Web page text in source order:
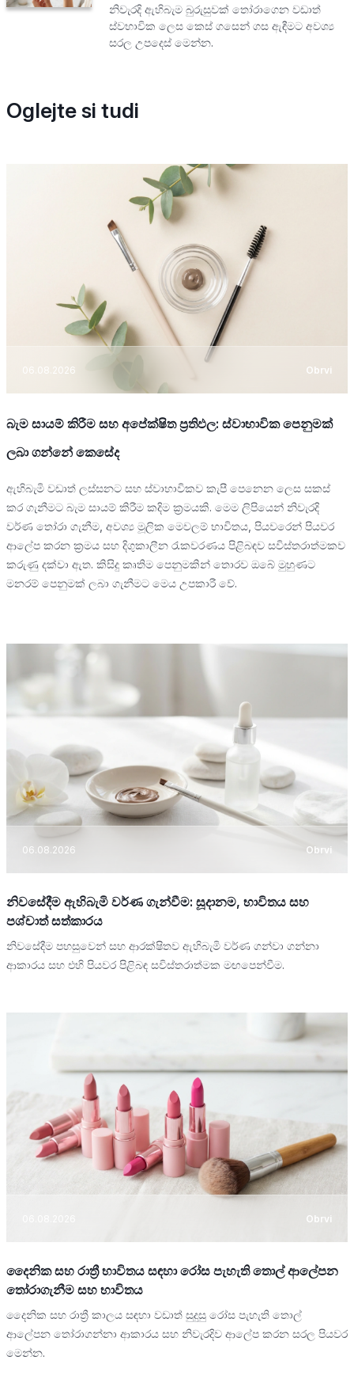
නිවැරදි ඇහිබැම බුරුසුවක් තෝරාගෙන වඩාත්
ස්වභාවික ලෙස කෙස් ගසෙන් ගස ඇඳීමට අවශ්‍ය
සරල උපදෙස් මෙන්න.
Oglejte si tudi
06.08.2026 Obrvi
බැම සායම් කිරීම සහ අපේක්ෂිත ප්‍රතිඵල: ස්වාභාවික පෙනුමක්
ලබා ගන්නේ කෙසේද
ඇහිබැමි වඩාත් ලස්සනට සහ ස්වාභාවිකව කැපී පෙනෙන ලෙස සකස්
කර ගැනීමට බැම සායම් කිරීම කදිම ක්‍රමයකි. මෙම ලිපියෙන් නිවැරදි
වර්ණ තෝරා ගැනීම, අවශ්‍ය මූලික මෙවලම් භාවිතය, පියවරෙන් පියවර
ආලේප කරන ක්‍රමය සහ දිගුකාලීන රැකවරණය පිළිබඳව සවිස්තරාත්මකව
කරුණු දක්වා ඇත. කිසිදු කෘතිම පෙනුමකින් තොරව ඔබේ මුහුණට
මනරම් පෙනුමක් ලබා ගැනීමට මෙය උපකාරී වේ.
06.08.2026 Obrvi
නිවසේදීම ඇහිබැමි වර්ණ ගැන්වීම: සූදානම, භාවිතය සහ
පශ්චාත් සත්කාරය
නිවසේදීම පහසුවෙන් සහ ආරක්ෂිතව ඇහිබැමි වර්ණ ගන්වා ගන්නා
ආකාරය සහ එහි පියවර පිළිබඳ සවිස්තරාත්මක මඟපෙන්වීම.
Obrvi
දෛනික සහ රාත්‍රී භාවිතය සඳහා රෝස පැහැති තොල් ආලේපන
තෝරාගැනීම සහ භාවිතය
දෛනික සහ රාත්‍රී කාලය සඳහා වඩාත් සුදුසු රෝස පැහැති තොල්
ආලේපන තෝරාගන්නා ආකාරය සහ නිවැරදිව ආලේප කරන සරල පියවර
මෙන්න.